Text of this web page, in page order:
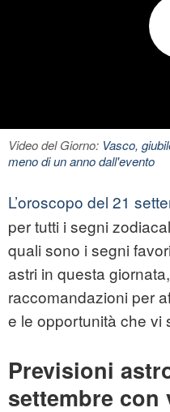
Video del Giorno: Vasco,
meno di un anno dall'evento
L’oroscopo del 21
per tutti i segni
quali sono i segni
astri in questa
raccomandazioni per
e le opportunità che vi
Previsioni
settembre con